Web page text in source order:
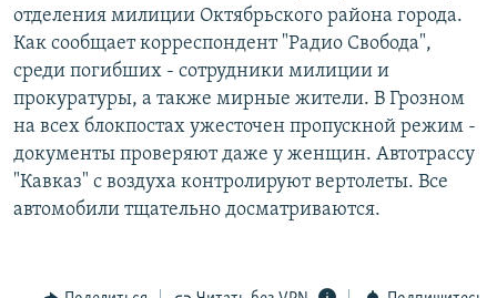
Все сайты РСЕ/РС
отделения милиции Октябрьского района города.
Как сообщает корреспондент "Радио Свобода",
среди погибших - сотрудники милиции и
прокуратуры, а также мирные жители. В Грозном
на всех блокпостах ужесточен пропускной режим -
документы проверяют даже у женщин. Автотрассу
"Кавказ" с воздуха контролируют вертолеты. Все
автомобили тщательно досматриваются.